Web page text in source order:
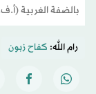
بالضفة الغربية
رام الله: كفاح زبون